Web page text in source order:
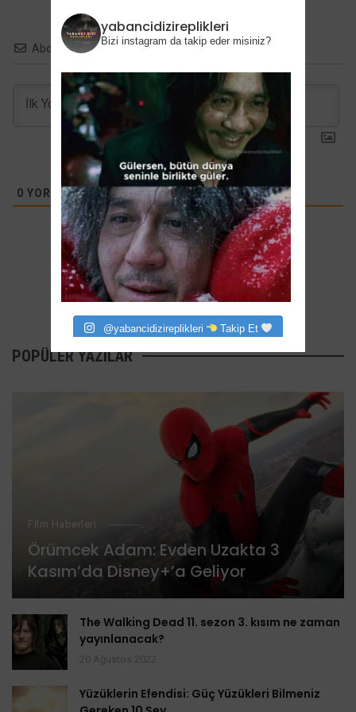
Abone ol
0 YORUMLAR
POPÜLER YAZILAR
Film Haberleri
Örümcek Adam: Evden Uzakta 3
Kasım’da Disney+’a Geliyor
The Walking Dead 11. sezon 3. kısım ne zaman
yayınlanacak?
Yüzüklerin Efendisi: Güç Yüzükleri Bilmeniz
yabancidizireplikleri
Bizi instagram da takip eder misiniz?
@yabancidizireplikleri Takip Et